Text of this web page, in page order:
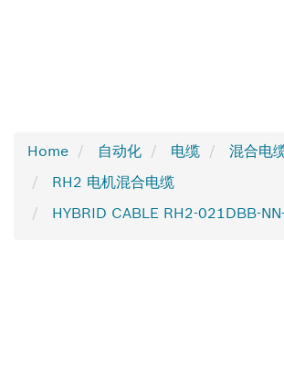
Home 自动化 电缆
混合电
RH2 电机混合电缆
HYBRID CABLE RH2-021DBB-